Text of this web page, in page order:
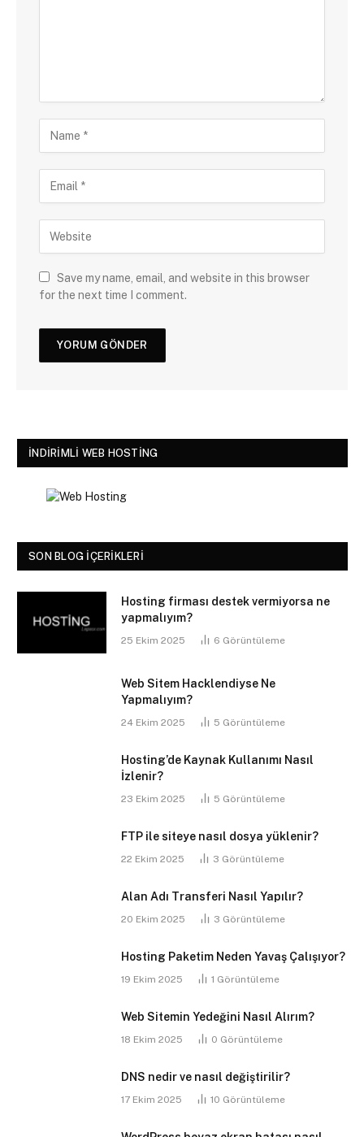
Save my name, email, and website in this browser
for the next time I comment.
İNDIRIMLI WEB HOSTING
SON BLOG İÇERIKLERI
Hosting firması destek vermiyorsa ne
yapmalıyım?
25 Ekim 2025 6 Görüntüleme
Web Sitem Hacklendiyse Ne
Yapmalıyım?
24 Ekim 2025 5 Görüntüleme
Hosting’de Kaynak Kullanımı Nasıl
İzlenir?
23 Ekim 2025 5 Görüntüleme
FTP ile siteye nasıl dosya yüklenir?
22 Ekim 2025 3 Görüntüleme
Alan Adı Transferi Nasıl Yapılır?
20 Ekim 2025 3 Görüntüleme
Hosting Paketim Neden Yavaş Çalışıyor?
19 Ekim 2025 1 Görüntüleme
Web Sitemin Yedeğini Nasıl Alırım?
18 Ekim 2025 0 Görüntüleme
DNS nedir ve nasıl değiştirilir?
17 Ekim 2025 10 Görüntüleme